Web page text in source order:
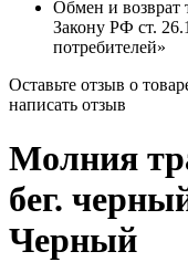
Обмен и возврат
Закону РФ ст.
потребителей»
Оставьте отзыв о
написать отзыв
Молния
бег.
Черный